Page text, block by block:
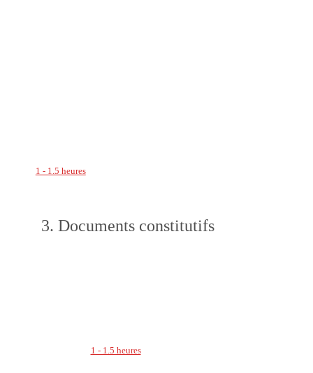
1 - 1.5 heures
3. Documents constitutifs
1 - 1.5 heures